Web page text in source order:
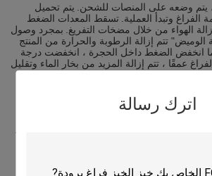
اترك رسالة
، يتم وضعه على المنصات للشحن. يتم تحميل
وتبدأ العملية. تسقط المعدات الضغط
الهواء من خلال مضخات التفريغ. بمجرد وصول
تتم إزالة الرطوبة والحرارة من المنتج
انخفض الضغط داخل الحجرة ، انخفضت درجة
عمقًا ، تتم إزالة المزيد من بخار الماء وتقليل
تحقيق درجة الحرارة المطلوبة.
في غرفة فراغ ، ثم يبرد الخضار.